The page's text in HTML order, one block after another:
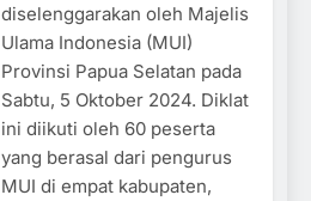
diselenggarakan oleh Majelis
Ulama Indonesia (MUI)
Provinsi Papua Selatan pada
Sabtu, 5 Oktober 2024. Diklat
ini diikuti oleh 60 peserta
yang berasal dari pengurus
MUI di empat kabupaten,